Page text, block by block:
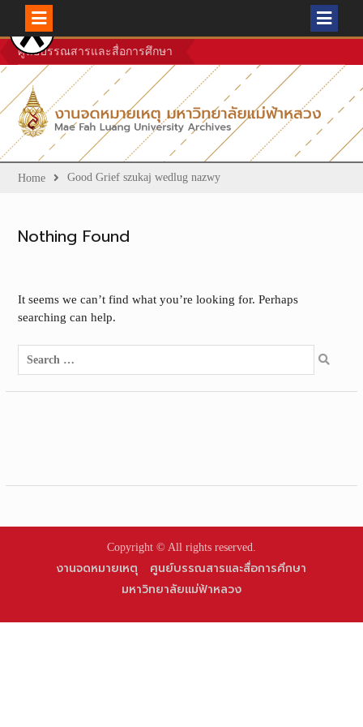
Skip
to
content
ศูนย์บรรณสารและสื่อการศึกษา
Home Good Grief szukaj wedlug nazwy
Nothing Found
It seems we can’t find what you’re looking for. Perhaps
searching can help.
Search
for:
Copyright © All rights reserved.
งานจดหมายเหตุ
ศูนย์บรรณสารและสื่อการศึกษา
มหาวิทยาลัยแม่ฟ้าหลวง